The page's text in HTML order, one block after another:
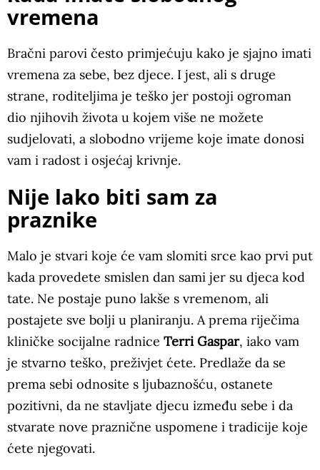
vremena
Bračni parovi često primjećuju kako je sjajno imati
vremena za sebe, bez djece. I jest, ali s druge
strane, roditeljima je teško jer postoji ogroman
dio njihovih života u kojem više ne možete
sudjelovati, a slobodno vrijeme koje imate donosi
vam i radost i osjećaj krivnje.
Nije lako biti sam za
praznike
Malo je stvari koje će vam slomiti srce kao prvi put
kada provedete smislen dan sami jer su djeca kod
tate. Ne postaje puno lakše s vremenom, ali
postajete sve bolji u planiranju. A prema riječima
kliničke socijalne radnice Terri Gaspar, iako vam
je stvarno teško, preživjet ćete. Predlaže da se
prema sebi odnosite s ljubaznošću, ostanete
pozitivni, da ne stavljate djecu između sebe i da
stvarate nove praznične uspomene i tradicije koje
ćete njegovati.